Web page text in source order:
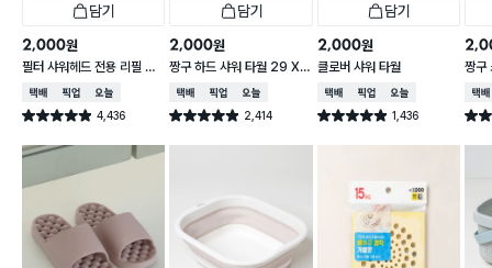
담기
2,000원
필터 샤워헤드 전용 리필 필
터 3개입
택배배송매장픽업오늘배송
별점 4.9점 4,436
건 작성
담기
2,000원
짱구 하드 샤워 타월 29 X
95 cm
택배배송매장픽업오늘배송
별점 4.9점 2,414
건 작성
담기
2,000원
클로버 샤워 타월
택배배송매장픽업오늘배송
별점 4.9점 1,436
건 작성
짱구
X
택배
별점